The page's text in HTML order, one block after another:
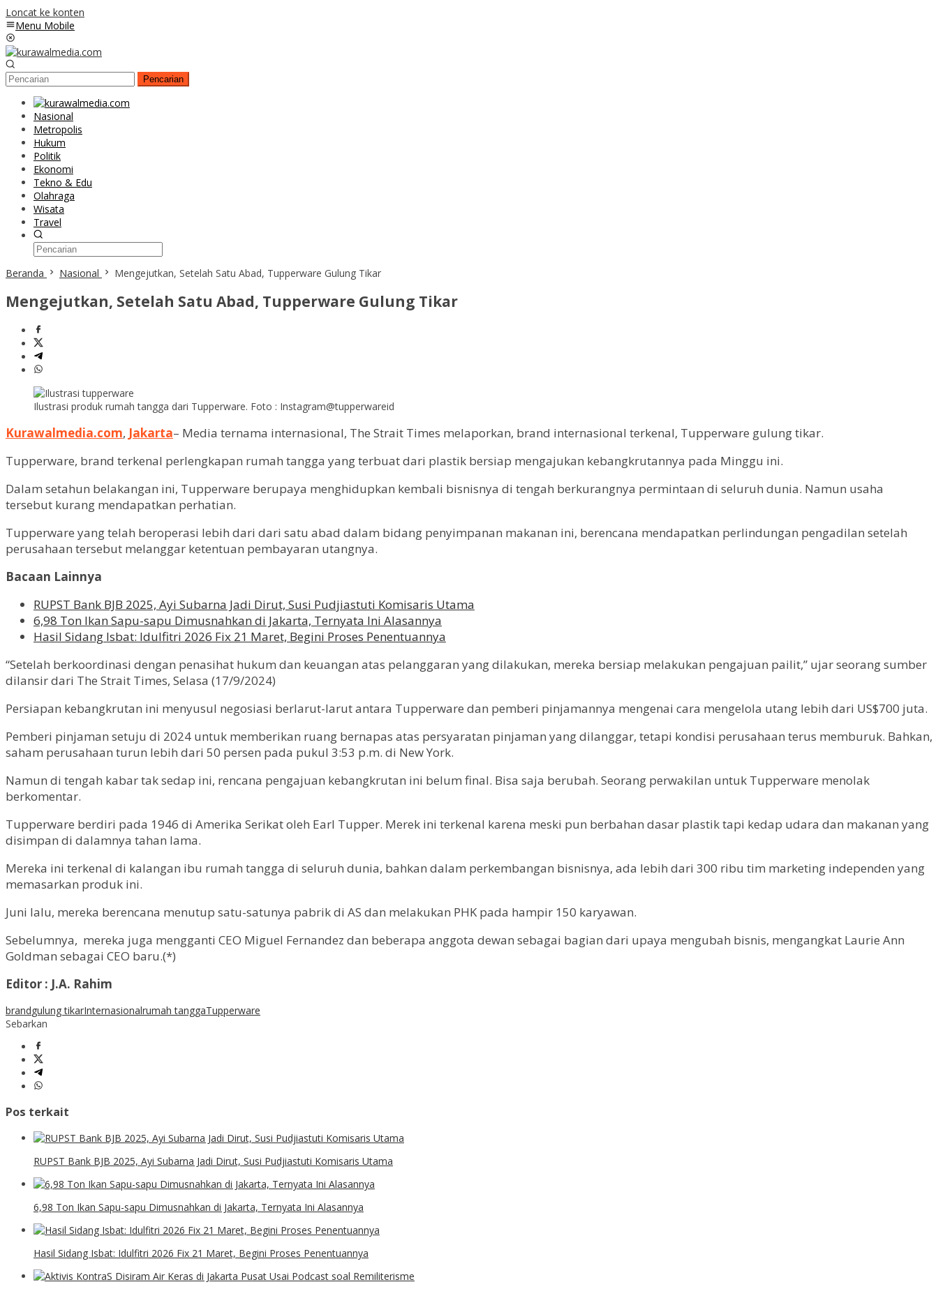
Loncat ke konten
Menu Mobile
Pencarian
Nasional
Metropolis
Hukum
Politik
Ekonomi
Tekno & Edu
Olahraga
Wisata
Travel
Beranda Nasional Mengejutkan, Setelah Satu Abad, Tupperware Gulung Tikar
Mengejutkan, Setelah Satu Abad, Tupperware Gulung Tikar
Ilustrasi produk rumah tangga dari Tupperware. Foto : Instagram@tupperwareid
Kurawalmedia.com, Jakarta– Media ternama internasional, The Strait Times melaporkan, brand internasional terkenal, Tupperware gulung tikar.
Tupperware, brand terkenal perlengkapan rumah tangga yang terbuat dari plastik bersiap mengajukan kebangkrutannya pada Minggu ini.
Dalam setahun belakangan ini, Tupperware berupaya menghidupkan kembali bisnisnya di tengah berkurangnya permintaan di seluruh dunia. Namun usaha
tersebut kurang mendapatkan perhatian.
Tupperware yang telah beroperasi lebih dari dari satu abad dalam bidang penyimpanan makanan ini, berencana mendapatkan perlindungan pengadilan setelah
perusahaan tersebut melanggar ketentuan pembayaran utangnya.
Bacaan Lainnya
RUPST Bank BJB 2025, Ayi Subarna Jadi Dirut, Susi Pudjiastuti Komisaris Utama
6,98 Ton Ikan Sapu-sapu Dimusnahkan di Jakarta, Ternyata Ini Alasannya
Hasil Sidang Isbat: Idulfitri 2026 Fix 21 Maret, Begini Proses Penentuannya
“Setelah berkoordinasi dengan penasihat hukum dan keuangan atas pelanggaran yang dilakukan, mereka bersiap melakukan pengajuan pailit,” ujar seorang sumber
dilansir dari The Strait Times, Selasa (17/9/2024)
Persiapan kebangkrutan ini menyusul negosiasi berlarut-larut antara Tupperware dan pemberi pinjamannya mengenai cara mengelola utang lebih dari US$700 juta.
Pemberi pinjaman setuju di 2024 untuk memberikan ruang bernapas atas persyaratan pinjaman yang dilanggar, tetapi kondisi perusahaan terus memburuk. Bahkan,
saham perusahaan turun lebih dari 50 persen pada pukul 3:53 p.m. di New York.
Namun di tengah kabar tak sedap ini, rencana pengajuan kebangkrutan ini belum final. Bisa saja berubah. Seorang perwakilan untuk Tupperware menolak
berkomentar.
Tupperware berdiri pada 1946 di Amerika Serikat oleh Earl Tupper. Merek ini terkenal karena meski pun berbahan dasar plastik tapi kedap udara dan makanan yang
disimpan di dalamnya tahan lama.
Mereka ini terkenal di kalangan ibu rumah tangga di seluruh dunia, bahkan dalam perkembangan bisnisnya, ada lebih dari 300 ribu tim marketing independen yang
memasarkan produk ini.
Juni lalu, mereka berencana menutup satu-satunya pabrik di AS dan melakukan PHK pada hampir 150 karyawan.
Sebelumnya, mereka juga mengganti CEO Miguel Fernandez dan beberapa anggota dewan sebagai bagian dari upaya mengubah bisnis, mengangkat Laurie Ann
Goldman sebagai CEO baru.(*)
Editor : J.A. Rahim
brandgulung tikarInternasionalrumah tanggaTupperware
Sebarkan
Pos terkait
RUPST Bank BJB 2025, Ayi Subarna Jadi Dirut, Susi Pudjiastuti Komisaris Utama
6,98 Ton Ikan Sapu-sapu Dimusnahkan di Jakarta, Ternyata Ini Alasannya
Hasil Sidang Isbat: Idulfitri 2026 Fix 21 Maret, Begini Proses Penentuannya